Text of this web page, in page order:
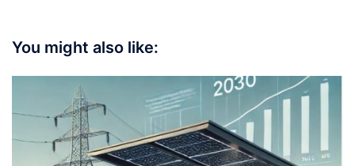
You might also like: